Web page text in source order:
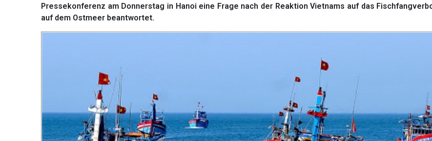
Pressekonferenz am Donnerstag in Hanoi eine Frage nach der Reaktion Vietnams auf das
auf dem Ostmeer beantwortet.